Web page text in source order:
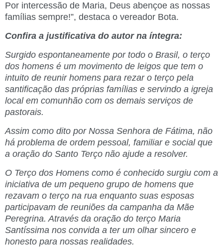
Por intercessão de Maria, Deus abençoe as nossas
famílias sempre!”, destaca o vereador Bota.
Confira a justificativa do autor na íntegra:
Surgido espontaneamente por todo o Brasil, o terço
dos homens é um movimento de leigos que tem o
intuito de reunir homens para rezar o terço pela
santificação das próprias famílias e servindo a igreja
local em comunhão com os demais serviços de
pastorais.
Assim como dito por Nossa Senhora de Fátima, não
há problema de ordem pessoal, familiar e social que
a oração do Santo Terço não ajude a resolver.
O Terço dos Homens como é conhecido surgiu com a
iniciativa de um pequeno grupo de homens que
rezavam o terço na rua enquanto suas esposas
participavam de reuniões da campanha da Mãe
Peregrina. Através da oração do terço Maria
Santíssima nos convida a ter um olhar sincero e
honesto para nossas realidades.